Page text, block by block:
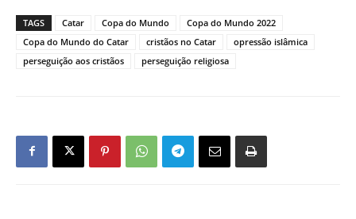
TAGS Catar Copa do Mundo
Copa do Mundo 2022
Copa do Mundo do Catar
cristãos no Catar
opressão islâmica
perseguição aos cristãos
perseguição religiosa